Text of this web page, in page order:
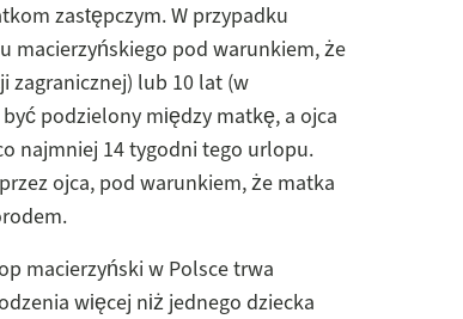
zastępczym. W przypadku
macierzyńskiego pod warunkiem, że
zagranicznej) lub 10 lat (w
podzielony między matkę, a ojca
najmniej 14 tygodni tego urlopu.
ojca, pod warunkiem, że matka
macierzyński w Polsce trwa
więcej niż jednego dziecka